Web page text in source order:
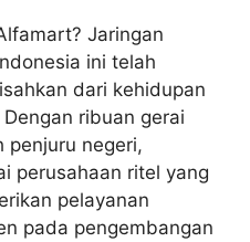
Jaringan
ini telah
dari kehidupan
ribuan gerai
penjuru negeri,
perusahaan ritel yang
pelayanan
pada pengembangan